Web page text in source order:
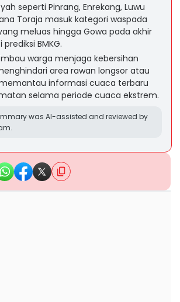
seperti Pinrang, Enrekang, Luwu
Toraja masuk kategori waspada
meluas hingga Gowa pada akhir
BMKG.
warga menjaga kebersihan
area rawan longsor atau
informasi cuaca terbaru
selama periode cuaca ekstrem.
was AI-assisted and reviewed by